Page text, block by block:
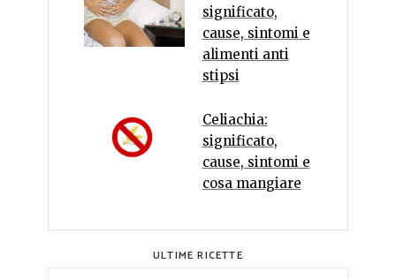
significato,
cause, sintomi e
alimenti anti
stipsi
Celiachia:
significato,
cause, sintomi e
cosa mangiare
ULTIME RICETTE